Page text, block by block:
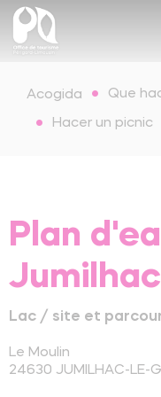
Acogida Que
Hacer un picnic
Plan
Jumilhac
Lac / site et
Le Moulin
24630 JUMILHAC-LE-